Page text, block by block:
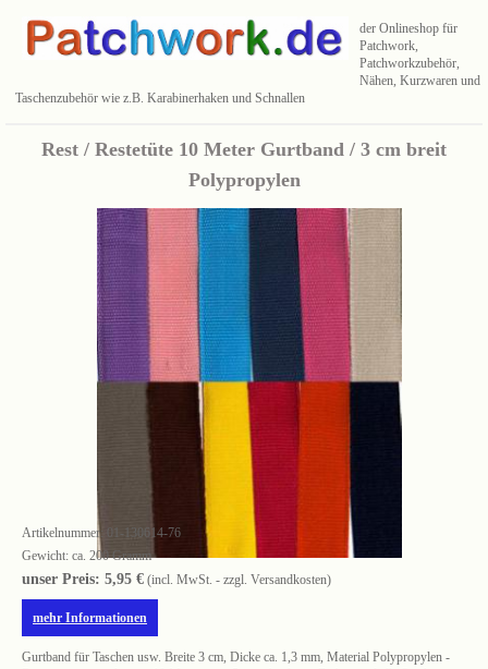
der Onlineshop für
Patchwork,
Patchworkzubehör,
Nähen, Kurzwaren und
Taschenzubehör wie z.B. Karabinerhaken und Schnallen
Rest / Restetüte 10 Meter Gurtband / 3 cm breit
Polypropylen
Artikelnummer: 01-130614-76
Gewicht: ca. 200 Gramm
unser Preis: 5,95 € (incl. MwSt. - zzgl. Versandkosten)
mehr Informationen
Gurtband für Taschen usw. Breite 3 cm, Dicke ca. 1,3 mm, Material Polypropylen -